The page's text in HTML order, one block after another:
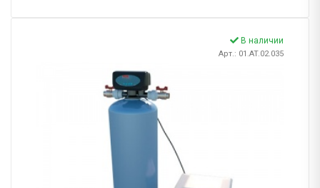
В наличии
Арт.: 01.AT.02.035